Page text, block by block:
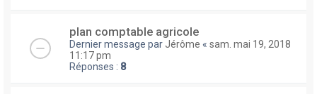
plan comptable agricole
Dernier message par Jérôme « sam. mai 19, 2018
11:17 pm
Réponses : 8